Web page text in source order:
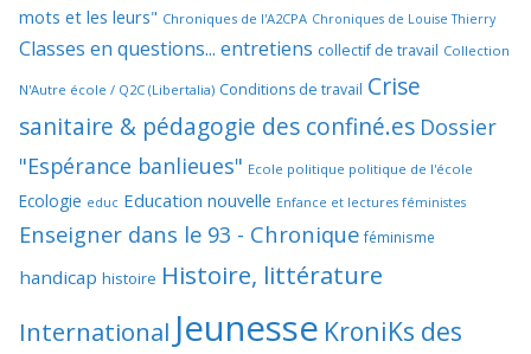
mots et les leurs" Chroniques de l'A2CPA Chroniques de Louise Thierry
Classes en questions... entretiens collectif de travail Collection
N'Autre école / Q2C (Libertalia) Conditions de travail Crise
sanitaire & pédagogie des confiné.es Dossier
"Espérance banlieues" Ecole politique politique de l'école
Ecologie educ Education nouvelle Enfance et lectures féministes
Enseigner dans le 93 - Chronique féminisme
handicap histoire Histoire, littérature
International Jeunesse KroniKs des